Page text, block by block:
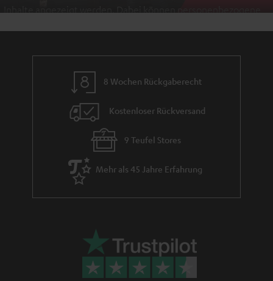
.
8 Wochen Rückgaberecht
Kostenloser Rückversand
9 Teufel Stores
Mehr als 45 Jahre Erfahrung